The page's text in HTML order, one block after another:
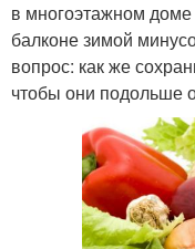
в многоэтажном доме
балконе зимой
вопрос: как же
чтобы они подольше